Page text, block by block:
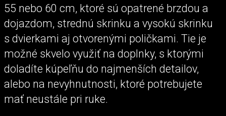
55 nebo 60 cm, ktoré sú opatrené brzdou a
dojazdom, strednú skrinku a vysokú skrinku
s dvierkami aj otvorenými poličkami. Tie je
možné skvelo využiť na doplnky, s ktorými
doladíte kúpeľňu do najmenších detailov,
alebo na nevyhnutnosti, ktoré potrebujete
mať neustále pri ruke.